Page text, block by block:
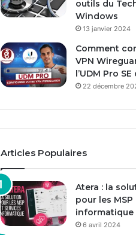
outils du
Windows
13 janvier 2024
Comment
VPN
l’UDM Pro
22 décembre
Articles Populaires
Atera : la
pour les
informatique
6 avril 2024